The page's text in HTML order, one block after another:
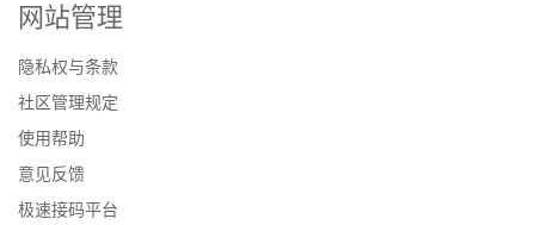
网站管理
隐私权与条款
社区管理规定
使用帮助
意见反馈
极速接码平台